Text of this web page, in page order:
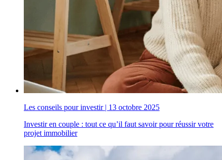
Les conseils pour investir| 13 octobre 2025
Investir en couple : tout ce qu’il faut savoir pour réussir votre
projet immobilier